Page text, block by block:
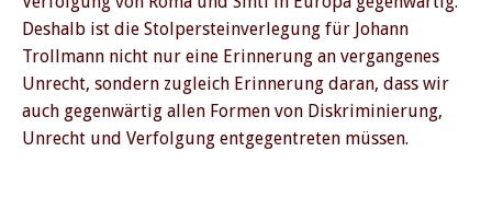
Deshalb ist die Stolpersteinverlegung für Johann
Trollmann nicht nur eine Erinnerung an vergangenes
Unrecht, sondern zugleich Erinnerung daran, dass wir
auch gegenwärtig allen Formen von Diskriminierung,
Unrecht und Verfolgung entgegentreten müssen.